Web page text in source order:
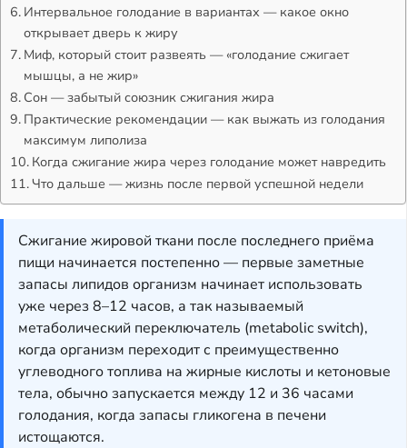
Интервальное голодание в вариантах — какое окно
открывает дверь к жиру
Миф, который стоит развеять — «голодание сжигает
мышцы, а не жир»
Сон — забытый союзник сжигания жира
Практические рекомендации — как выжать из голодания
максимум липолиза
Когда сжигание жира через голодание может навредить
Что дальше — жизнь после первой успешной недели
Сжигание жировой ткани после последнего приёма
пищи начинается постепенно — первые заметные
запасы липидов организм начинает использовать
уже через 8–12 часов, а так называемый
метаболический переключатель (metabolic switch),
когда организм переходит с преимущественно
углеводного топлива на жирные кислоты и кетоновые
тела, обычно запускается между 12 и 36 часами
голодания, когда запасы гликогена в печени
истощаются.